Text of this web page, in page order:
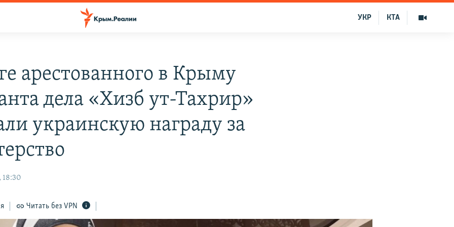
КТА
УКР
арестованного в Крыму
дела «Хизб ут-Тахрир»
украинскую награду за
18:30
Читать без VPN